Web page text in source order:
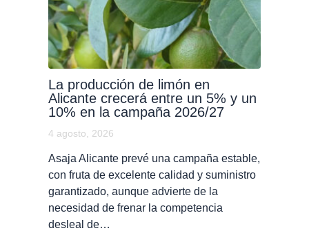
La producción de limón en
Alicante crecerá entre un 5% y un
10% en la campaña 2026/27
4 agosto, 2026
Asaja Alicante prevé una campaña estable,
con fruta de excelente calidad y suministro
garantizado, aunque advierte de la
necesidad de frenar la competencia
desleal de…